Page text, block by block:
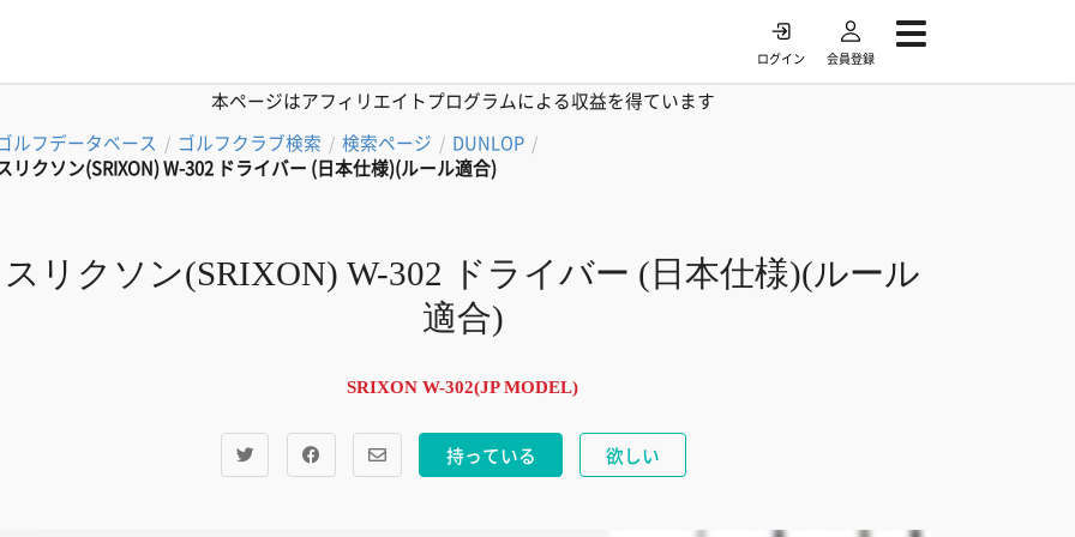
ログイン 会員登録
本ページはアフィリエイトプログラムによる収益を得ています
ルフデータベース / ゴルフクラブ検索 / 検索ページ / DUNLOP /
リクソン(SRIXON) W-302 ドライバー (日本仕様)(ルール適合)
スリクソン(SRIXON) W-302 ドライバー (日本仕様)(ルール
適合)
SRIXON W-302(JP MODEL)
持っている 欲しい